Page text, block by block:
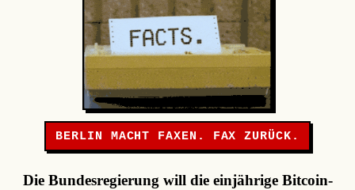
BERLIN MACHT FAXEN. FAX ZURÜCK.
Die Bundesregierung will die einjährige Bitcoin-